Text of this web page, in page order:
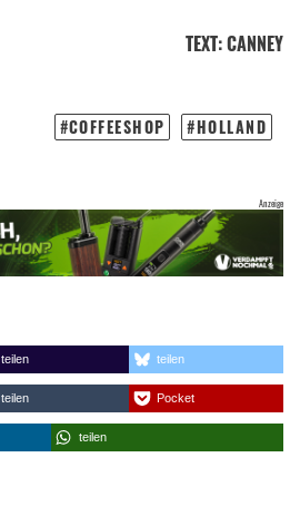
TEXT:CANNEY
COFFEESHOP HOLLAND
teilen teilen
teilen Pocket
teilen